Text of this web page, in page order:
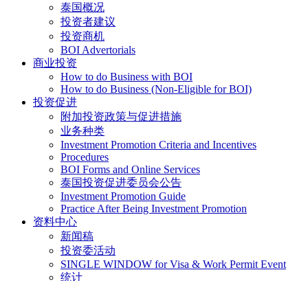
泰国概况
投资者建议
投资商机
BOI Advertorials
商业投资
How to do Business with BOI
How to do Business (Non-Eligible for BOI)
投资促进
附加投资政策与促进措施
业务种类
Investment Promotion Criteria and Incentives
Procedures
BOI Forms and Online Services
泰国投资促进委员会公告
Investment Promotion Guide
Practice After Being Investment Promotion
资料中心
新闻稿
投资委活动
SINGLE WINDOW for Visa & Work Permit Event
统计